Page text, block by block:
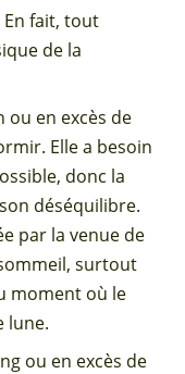
En fait, tout
de la
ou en excès de
Elle a besoin
donc la
déséquilibre.
par la venue de
surtout
moment où le
lune.
ou en excès de